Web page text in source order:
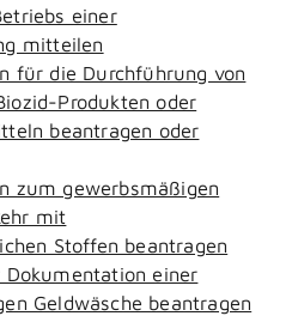
einer
mitteilen
für die Durchführung von
Produkten oder
beantragen oder
zum gewerbsmäßigen
mit
Stoffen beantragen
Dokumentation einer
Geldwäsche beantragen